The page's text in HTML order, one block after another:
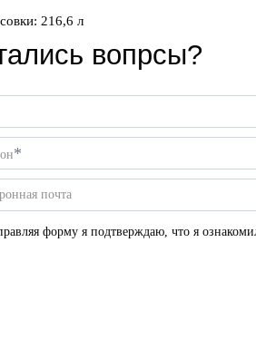
216,6 л
вопрсы?
*
почта
форму я подтверждаю, что я